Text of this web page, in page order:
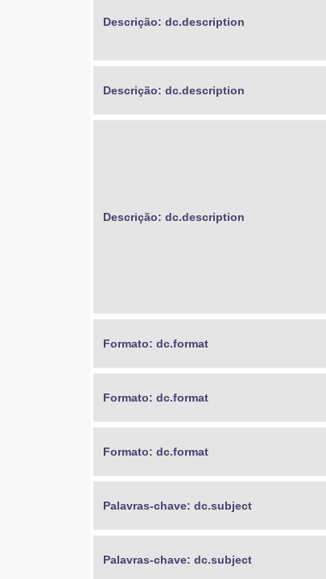
Descrição: dc.description
Descrição: dc.description
Descrição: dc.description
Formato: dc.format
Formato: dc.format
Formato: dc.format
Palavras-chave: dc.subject
Palavras-chave: dc.subject